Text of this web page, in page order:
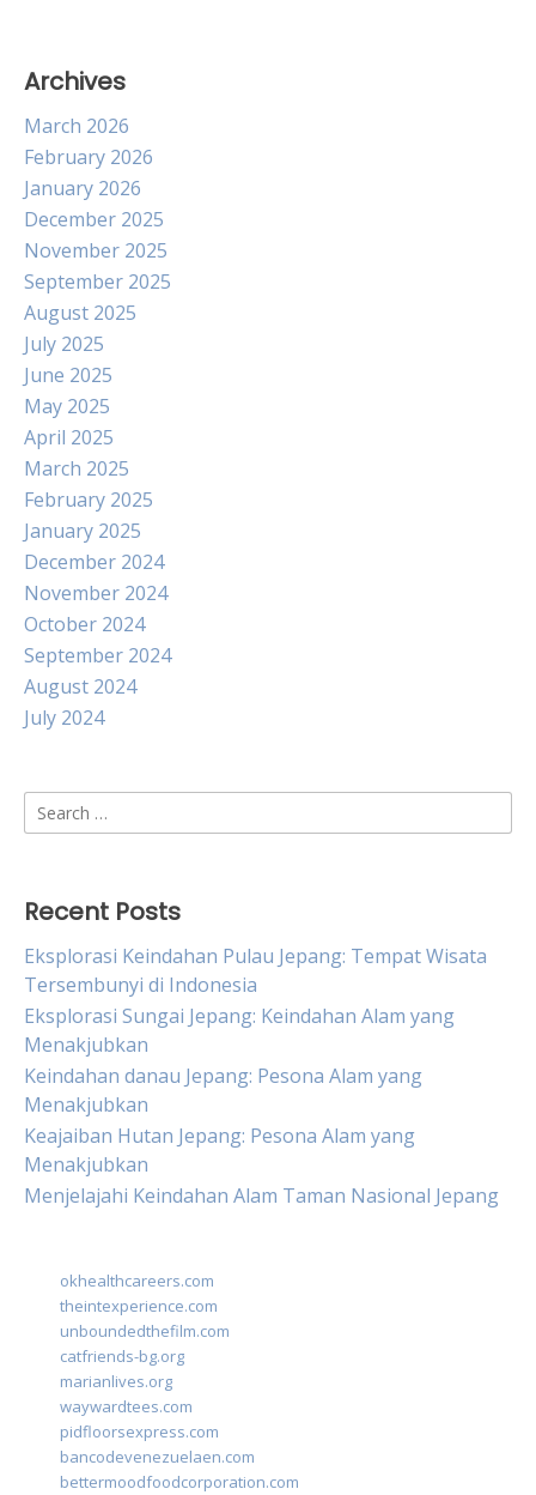
Archives
March 2026
February 2026
January 2026
December 2025
November 2025
September 2025
August 2025
July 2025
June 2025
May 2025
April 2025
March 2025
February 2025
January 2025
December 2024
November 2024
October 2024
September 2024
August 2024
July 2024
Search
for:
Recent Posts
Eksplorasi Keindahan Pulau Jepang: Tempat Wisata
Tersembunyi di Indonesia
Eksplorasi Sungai Jepang: Keindahan Alam yang
Menakjubkan
Keindahan danau Jepang: Pesona Alam yang
Menakjubkan
Keajaiban Hutan Jepang: Pesona Alam yang
Menakjubkan
Menjelajahi Keindahan Alam Taman Nasional Jepang
okhealthcareers.com
theintexperience.com
unboundedthefilm.com
catfriends-bg.org
marianlives.org
waywardtees.com
pidfloorsexpress.com
bancodevenezuelaen.com
bettermoodfoodcorporation.com